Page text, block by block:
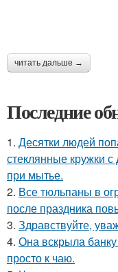
читать дальше →
Последние
1. Десятки людей
стеклянные кружки
при мытье.
2. Все тюльпаны в
после праздника
3. Здравствуйте,
4. Она вскрыла
просто к чаю.